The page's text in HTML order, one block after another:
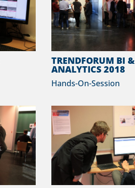
TRENDFORUM BI &
ANALYTICS 2018
Hands-On-Session